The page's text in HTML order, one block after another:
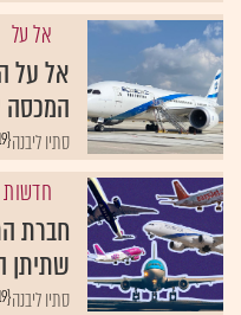
אל על
אל על
המכסה
{19}סתיו ליבנה
חברת
שתיתן
{19}סתיו ליבנה